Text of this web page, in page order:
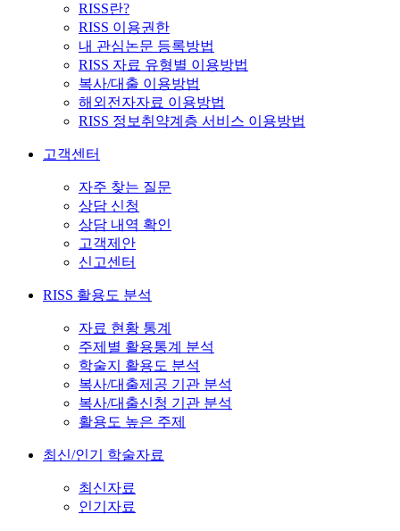
RISS란?
RISS 이용권한
내 관심논문 등록방법
RISS 자료 유형별 이용방법
복사/대출 이용방법
해외전자자료 이용방법
RISS 정보취약계층 서비스 이용방법
고객센터
자주 찾는 질문
상담 신청
상담 내역 확인
고객제안
신고센터
RISS 활용도 분석
자료 현황 통계
주제별 활용통계 분석
학술지 활용도 분석
복사/대출제공 기관 분석
복사/대출신청 기관 분석
활용도 높은 주제
최신/인기 학술자료
최신자료
인기자료